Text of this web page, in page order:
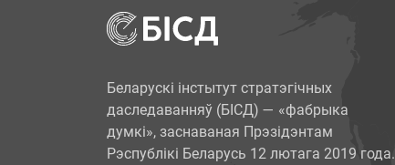
Беларускі інстытут стратэгічных
даследаванняў (БІСД) — «фабрыка
думкі», заснаваная Прэзідэнтам
Рэспублікі Беларусь 12 лютага 2019 года.